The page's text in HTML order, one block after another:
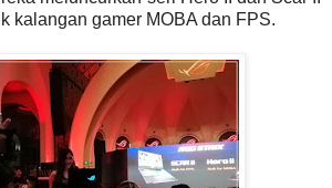
kalangan gamer MOBA dan FPS.